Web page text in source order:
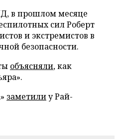
в прошлом месяце
сил Роберт
и экстремистов в
безопасности.
объясняли, как
заметилиу Рай-